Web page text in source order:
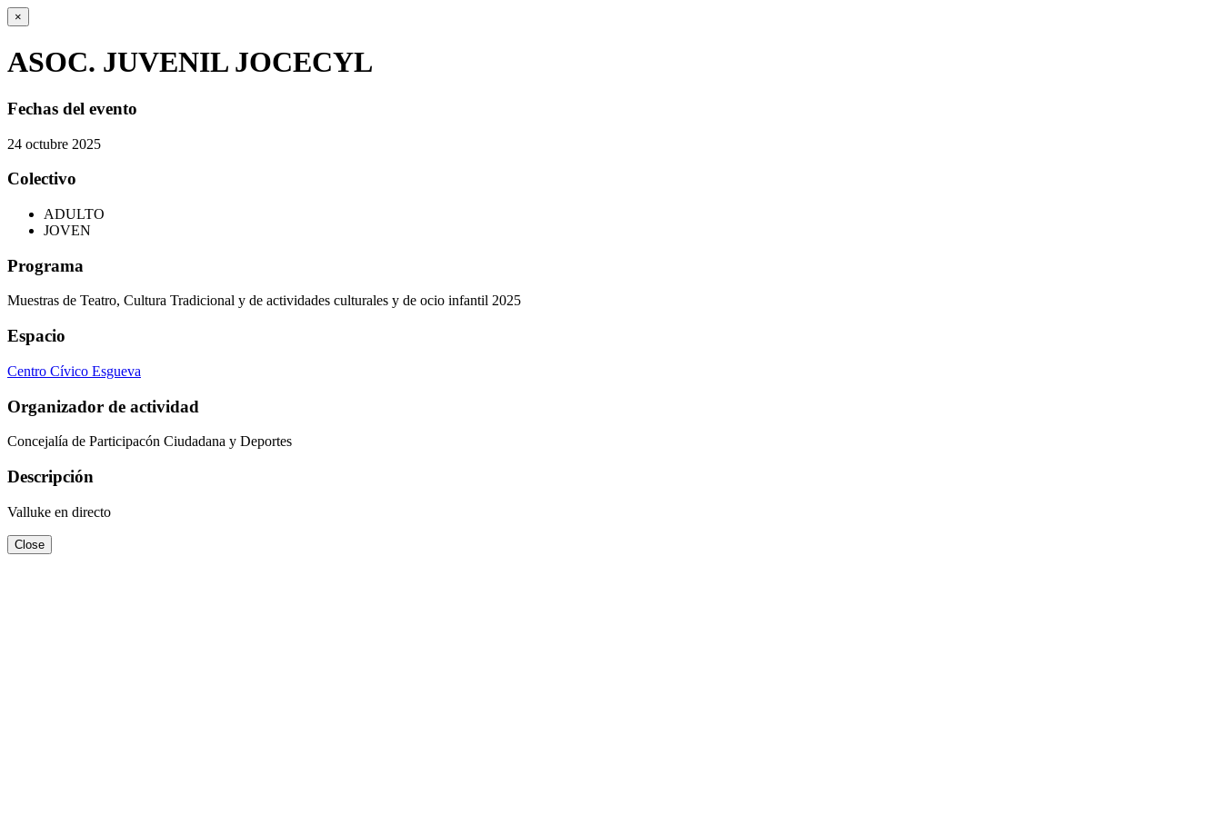
×
ASOC. JUVENIL JOCECYL
Fechas del evento
24 octubre 2025
Colectivo
ADULTO
JOVEN
Programa
Muestras de Teatro, Cultura Tradicional y de actividades culturales y de ocio infantil 2025
Espacio
Centro Cívico Esgueva
Organizador de actividad
Concejalía de Participacón Ciudadana y Deportes
Descripción
Valluke en directo
Close